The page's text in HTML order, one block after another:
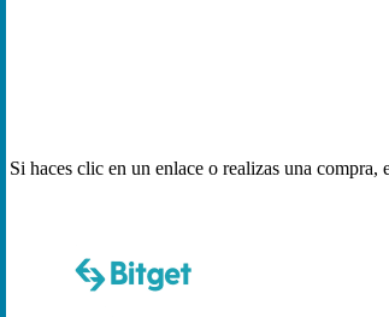
Si haces clic en un enlace o realizas una